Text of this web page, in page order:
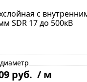
с
SDR 17 до 500кВ
руб. / м